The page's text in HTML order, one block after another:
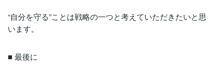
“自分を守る”ことは戦略の一つと考えていただきたいと思
います。
■ 最後に